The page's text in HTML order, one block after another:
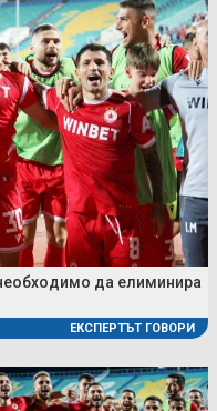
да елиминира
ЕКСПЕРТЪТ ГОВОРИ